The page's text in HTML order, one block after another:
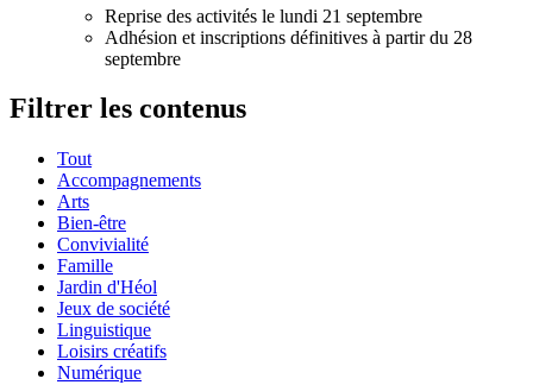
Reprise des activités le lundi 21 septembre
Adhésion et inscriptions définitives à partir du 28
septembre
Filtrer les contenus
Tout
Accompagnements
Arts
Bien-être
Convivialité
Famille
Jardin d'Héol
Jeux de société
Linguistique
Loisirs créatifs
Numérique